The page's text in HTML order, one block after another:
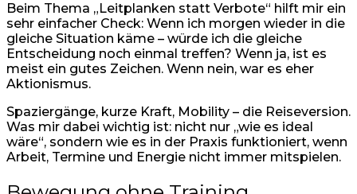
Beim Thema „Leitplanken statt Verbote“ hilft mir ein
sehr einfacher Check: Wenn ich morgen wieder in die
gleiche Situation käme – würde ich die gleiche
Entscheidung noch einmal treffen? Wenn ja, ist es
meist ein gutes Zeichen. Wenn nein, war es eher
Aktionismus.
Spaziergänge, kurze Kraft, Mobility – die Reiseversion.
Was mir dabei wichtig ist: nicht nur „wie es ideal
wäre“, sondern wie es in der Praxis funktioniert, wenn
Arbeit, Termine und Energie nicht immer mitspielen.